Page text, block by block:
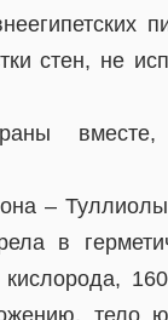
стен, не
–
в
тело